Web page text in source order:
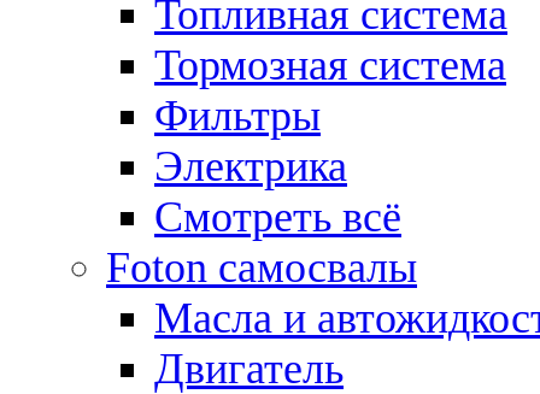
Топливная система
Тормозная система
Фильтры
Электрика
Смотреть всё
Foton самосвалы
Масла и
Двигатель